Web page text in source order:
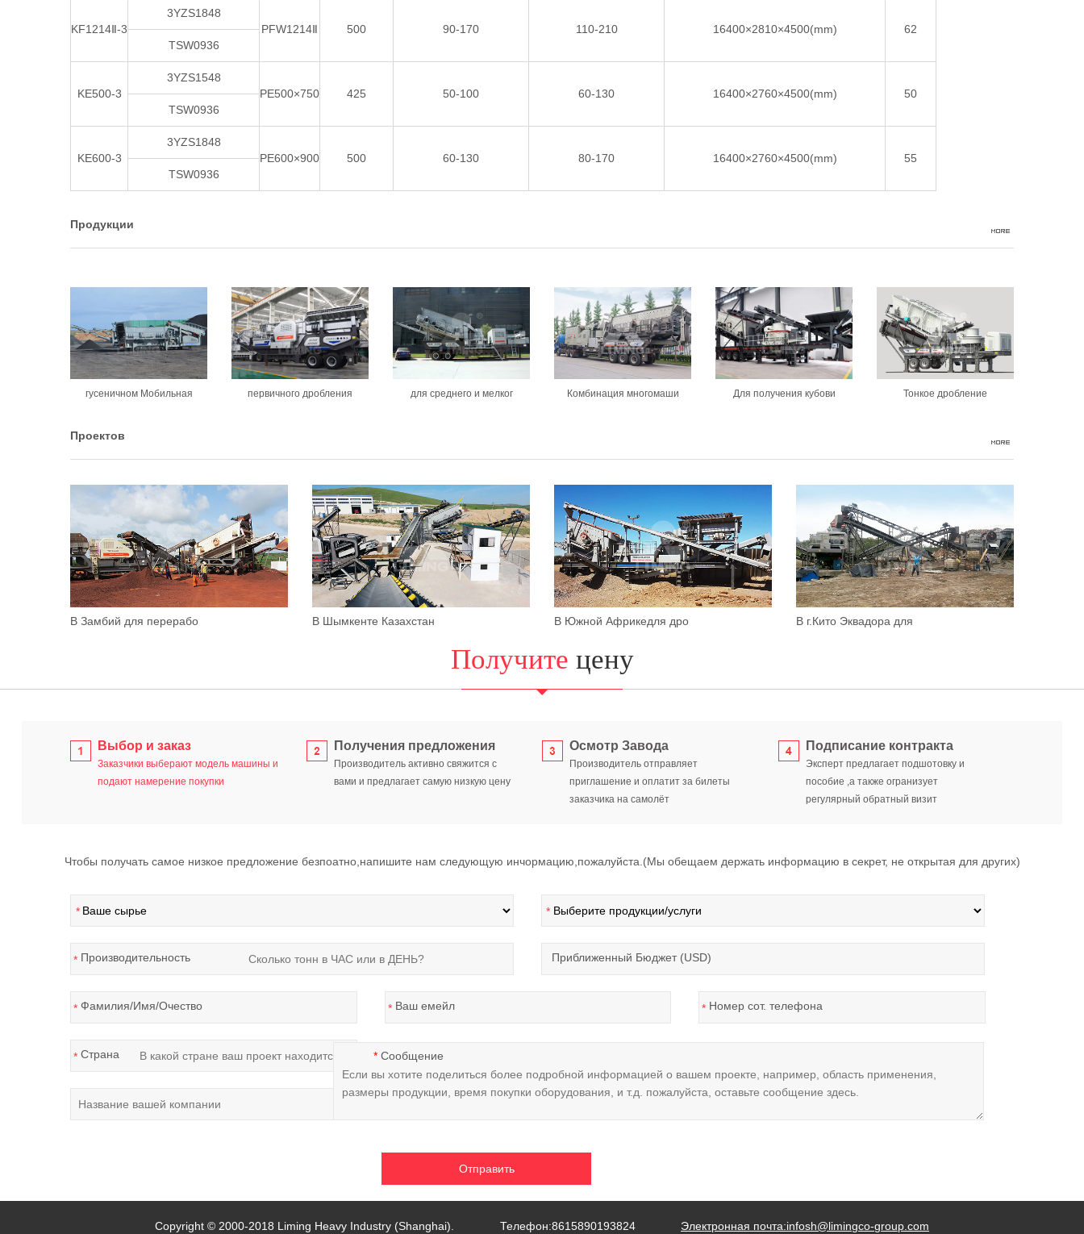
KF1214Ⅱ-3
3YZS1848
PFW1214Ⅱ
500 90-170 110-210 16400×2810×4500(mm)
62
TSW0936
KE500-3
3YZS1548
PE500×750
425 50-100 60-130 16400×2760×4500(mm)
50
TSW0936
KE600-3
3YZS1848
PE600×900
500 60-130 80-170 16400×2760×4500(mm)
55
TSW0936
Продукции
гусеничном Мобильная первичного дробления для среднего и мелког Комбинация многомаши Для получения кубови Тонкое дробление
Проектов
В Замбий для перерабо В Шымкенте Казахстан В Южной Африкедля дро В г.Кито Эквадора для
Получите цену
Выбор и заказ
Заказчики выберают модель машины и
подают намерение покупки
Получения предложения
Производитель активно свяжится с
вами и предлагает самую низкую цену
Осмотр Завода
Производитель отправляет
приглашение и оплатит за билеты
заказчика на самолёт
Подписание контракта
Эксперт предлагает подшотовку и
пособие ,а также огранизует
регулярный обратный визит
Чтобы получать самое низкое предложение безпоатно,напишите нам следующую инчормацию,пожалуйста.(Мы обещаем держать информацию в секрет, не открытая для других)
* *
Производительность
* Приближенный Бюджет (USD)
Фамилия/Имя/Очество
* Ваш емейл
* Номер сот. телефона
*
Страна
* Сообщение
Copyright © 2000-2018 Liming Heavy Industry (Shanghai). Телефон:8615890193824 Электронная почта:infosh@limingco-group.com